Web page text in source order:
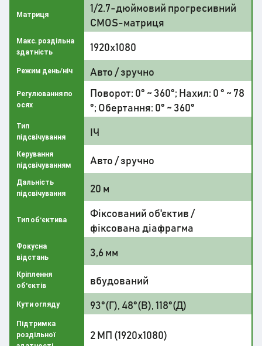
Матриця
1/2.7-дюймовий прогресивний
CMOS-матриця
Макс. роздільна
здатність
1920x1080
Режим день/ніч Авто / зручно
Регулювання по
осях
Поворот: 0° ~ 360°; Нахил: 0 ° ~ 78
°; Обертання: 0° ~ 360°
Тип
підсвічування
ІЧ
Керування
підсвічуванням
Авто / зручно
Дальність
підсвічування
20 м
Тип об'єктива
Фіксований об'єктив /
фіксована діафрагма
Фокусна
відстань
3,6 мм
Кріплення
об'єктів
вбудований
Кути огляду 93°(Г), 48°(В), 118°(Д)
Підтримка
роздільної
2 МП (1920x1080)